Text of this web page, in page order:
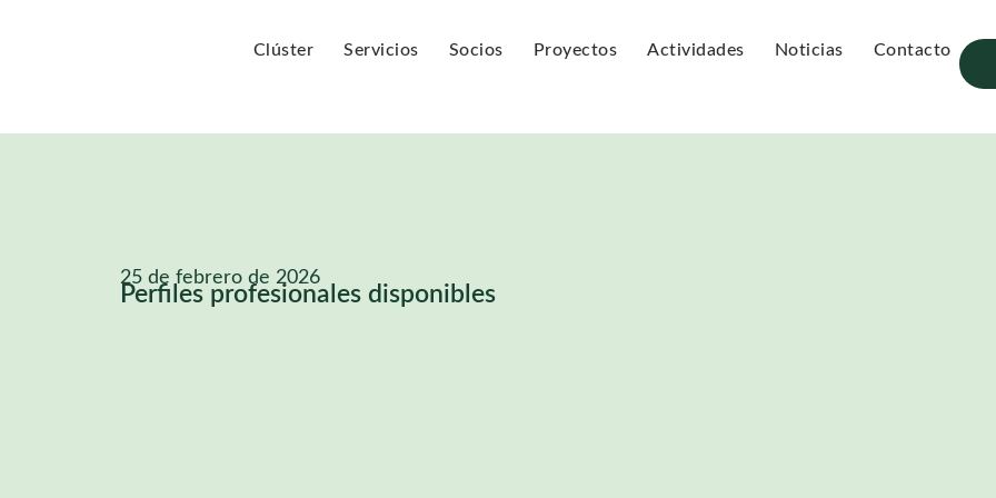
Clúster Servicios Socios Proyectos Actividades Noticias Contacto
25 de febrero de 2026
Perfiles profesionales disponibles